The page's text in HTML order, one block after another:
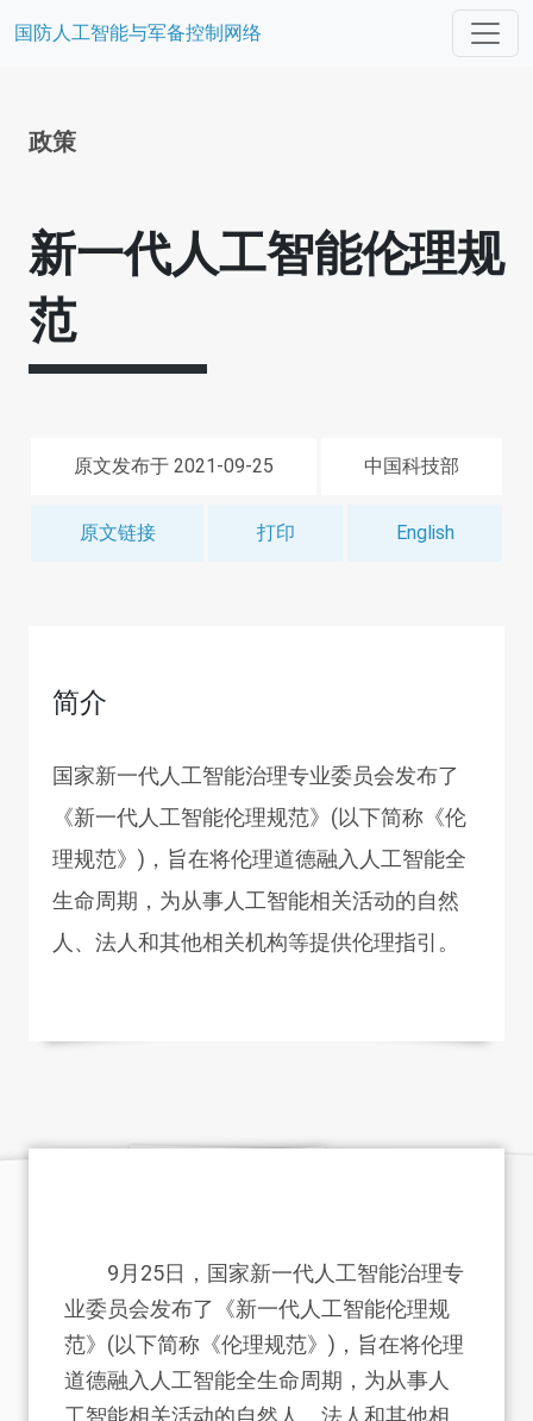
国防人工智能与军备控制网络
政策
新一代人工智能伦理规
范
原文发布于 2021-09-25 中国科技部
原文链接 打印 English
简介
国家新一代人工智能治理专业委员会发布了
《新一代人工智能伦理规范》(以下简称《伦
理规范》)，旨在将伦理道德融入人工智能全
生命周期，为从事人工智能相关活动的自然
人、法人和其他相关机构等提供伦理指引。
9月25日，国家新一代人工智能治理专
业委员会发布了《新一代人工智能伦理规
范》(以下简称《伦理规范》)，旨在将伦理
道德融入人工智能全生命周期，为从事人
工智能相关活动的自然人、法人和其他相